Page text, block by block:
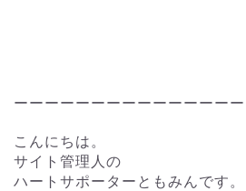
ーーーーーーーーーーーーーー
こんにちは。
サイト管理人の
ハートサポーターともみんです。